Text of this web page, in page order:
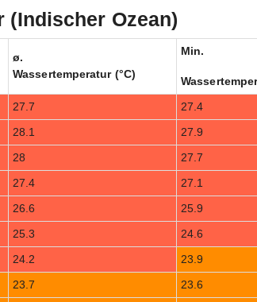
(Indischer Ozean)
ø.
Wassertemperatur (°C)
Min.
27.7 27.4
28.1 27.9
28 27.7
27.4 27.1
26.6 25.9
25.3 24.6
24.2 23.9
23.7 23.6